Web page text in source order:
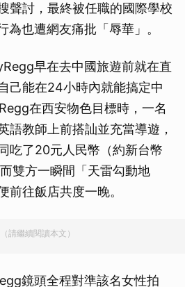
聲討，最終被任職的國際學校
也遭網友痛批「辱華」。
早在去中國旅遊前就在直
己能在24小時內就能搞定中
在西安物色目標時，一名
語教師上前搭訕並充當導遊，
吃了20元人民幣（約新台幣
雙方一瞬間「天雷勾動地
前往飯店共度一晚。
請繼續閱讀本文）
鏡頭全程對準該名女性拍